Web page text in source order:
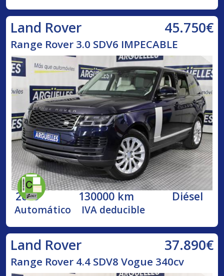
Land Rover 45.750€
Range Rover 3.0 SDV6 IMPECABLE
2019 130000 km Diésel
Automático IVA deducible
Land Rover 37.890€
Range Rover 4.4 SDV8 Vogue 340cv